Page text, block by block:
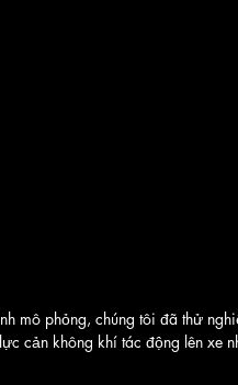
mô phỏng, chúng tôi đã thử
cản không khí tác động lên xe